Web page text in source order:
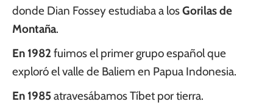
donde Dian Fossey estudiaba a losGorilas de
Montaña.
En 1982 fuimos el primer grupo español que
exploró el valle de Baliem en Papua Indonesia.
En 1985atravesábamos Tíbet por tierra.